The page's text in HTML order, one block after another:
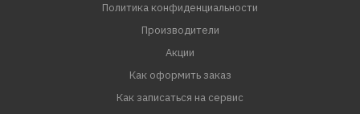
Политика конфиденциальности
Производители
Акции
Как оформить заказ
Как записаться на сервис